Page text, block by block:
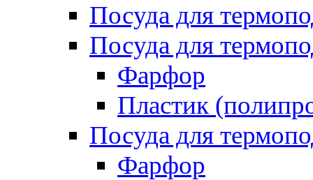
Посуда для
Посуда для
Фарфор
Пластик
Посуда для
Фарфор